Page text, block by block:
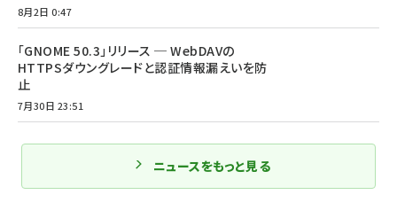
8月2日 0:47
「GNOME 50.3」リリース ─ WebDAVの
HTTPSダウングレードと認証情報漏えいを防
止
7月30日 23:51
ニュースをもっと見る